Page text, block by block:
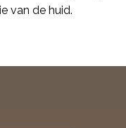
van de huid.